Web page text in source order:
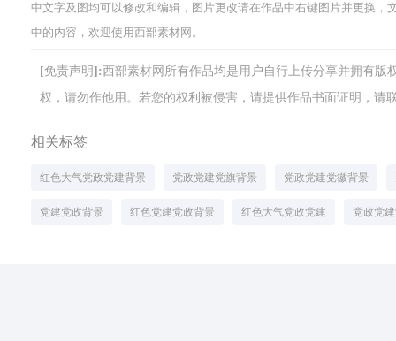
中文字及图均可以修改和编辑，图片更改请在作品中右键图片并更换
中的内容，欢迎使用西部素材网。
[免责声明]:西部素材网所有作品均是用户自行上传分享并拥有
权，请勿作他用。若您的权利被侵害，请提供作品书面证明，请
相关标签
红色大气党政党建背景 党政党建党旗背景 党政党建党徽背景
党建党政背景 红色党建党政背景 红色大气党政党建 党政党